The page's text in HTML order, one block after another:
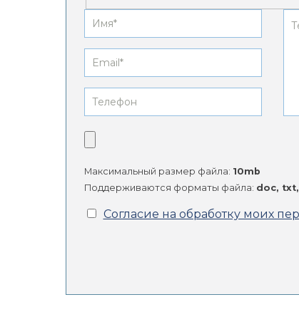
Максимальный размер файла: 10mb
Поддерживаются форматы файла: doc,
Согласие на обработку моих